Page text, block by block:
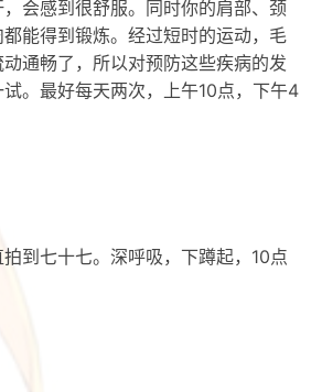
会感到很舒服。同时你的肩部、颈
能得到锻炼。经过短时的运动，毛
通畅了，所以对预防这些疾病的发
。最好每天两次，上午10点，下午4
到七十七。深呼吸，下蹲起，10点